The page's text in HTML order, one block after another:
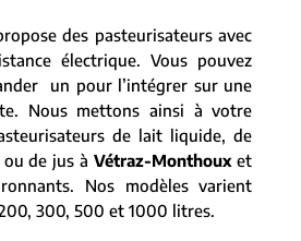
des pasteurisateurs avec
électrique. Vous pouvez
un pour l’intégrer sur une
Nous mettons ainsi à votre
de lait liquide, de
ou de jus àVétraz-Monthoux et
Nos modèles varient
300, 500 et 1000 litres.